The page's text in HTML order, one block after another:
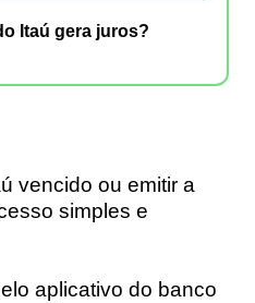
Itaú gera juros?
vencido ou emitir a
simples e
aplicativo do banco